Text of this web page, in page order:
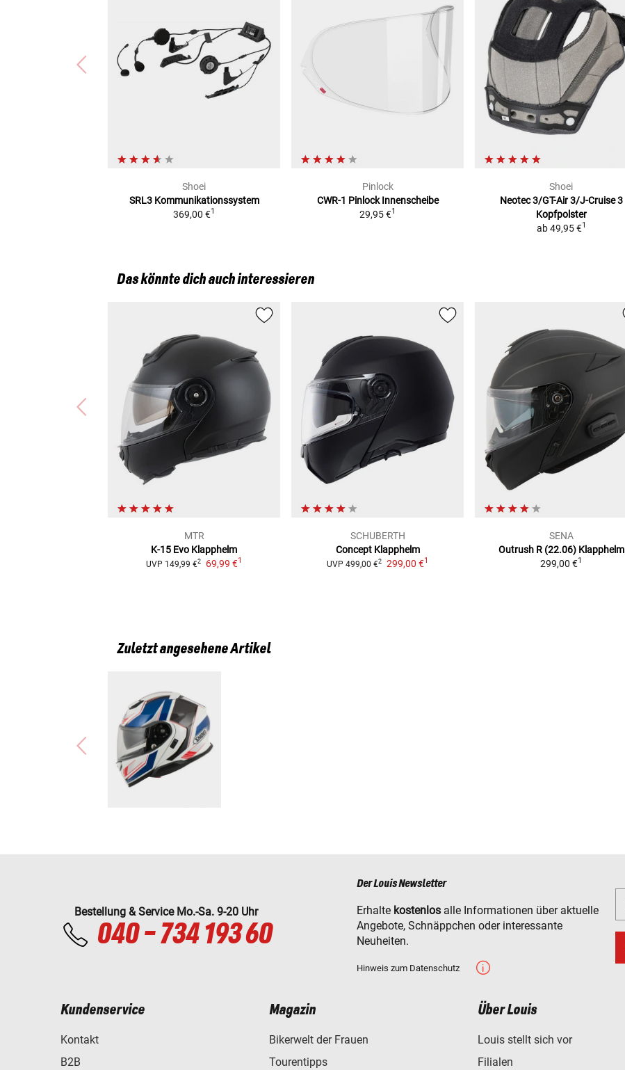
Shoei
SRL3 Kommunikationssystem
369,00 €1
Pinlock
CWR-1 Pinlock Innenscheibe
29,95 €1
Shoei
Neotec 3/GT-Air 3/J-Cruise 3
Kopfpolster
ab 49,95 €1
Das könnte dich auch interessieren
MTR
K-15 Evo Klapphelm
UVP 149,99 €2 69,99 €1
SCHUBERTH
Concept Klapphelm
UVP 499,00 €2 299,00 €1
SENA
Outrush R (22.06) Klapphelm
299,00 €1
Zuletzt angesehene Artikel
Bestellung & Service Mo.-Sa. 9-20 Uhr
040 - 734 193 60
Der Louis Newsletter
Erhalte kostenlos alle Informationen über aktuelle
Angebote, Schnäppchen oder interessante
Neuheiten.
Hinweis zum Datenschutz
Kundenservice
Kontakt
B2B
Magazin
Bikerwelt der Frauen
Tourentipps
Über Louis
Louis stellt sich vor
Filialen